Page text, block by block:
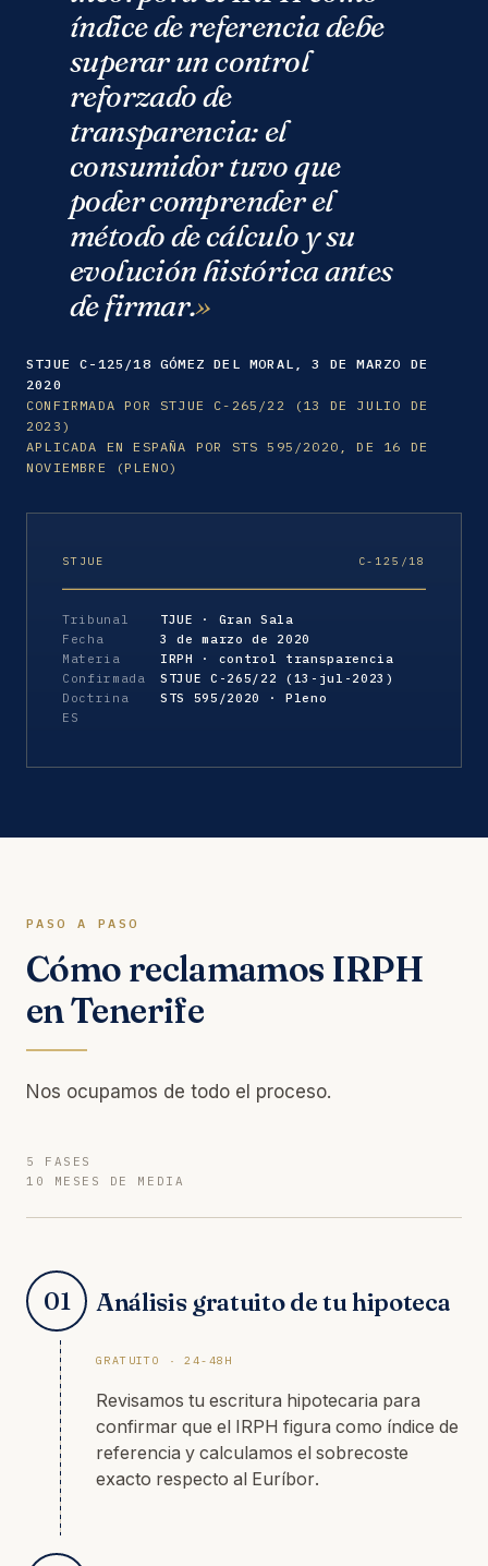
índice de referencia debe
superar un control
reforzado de
transparencia: el
consumidor tuvo que
poder comprender el
método de cálculo y su
evolución histórica antes
de firmar.
STJUE C-125/18 GÓMEZ DEL MORAL, 3 DE MARZO DE
2020
CONFIRMADA POR STJUE C-265/22 (13 DE JULIO DE
2023)
APLICADA EN ESPAÑA POR STS 595/2020, DE 16 DE
NOVIEMBRE (PLENO)
STJUE C-125/18
Tribunal
TJUE · Gran Sala
Fecha
3 de marzo de 2020
Materia
IRPH · control transparencia
Confirmada
STJUE C-265/22 (13-jul-2023)
Doctrina
ES
STS 595/2020 · Pleno
PASO A PASO
Cómo reclamamos IRPH
en Tenerife
Nos ocupamos de todo el proceso.
5 FASES
10 MESES DE MEDIA
01 Análisis gratuito de tu hipoteca
GRATUITO · 24-48H
Revisamos tu escritura hipotecaria para
confirmar que el IRPH figura como índice de
referencia y calculamos el sobrecoste
exacto respecto al Euríbor.